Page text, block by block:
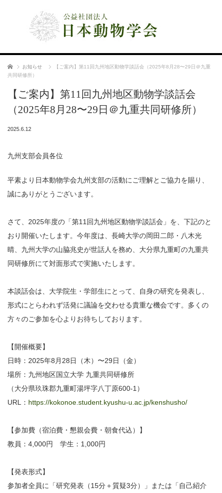
ホーム お知らせ
【ご案内】第11回九州地区動物学談話会（2025年8月28〜29日＠九重
共同研修所）
【ご案内】第11回九州地区動物学談話会
（2025年8月28〜29日＠九重共同研修所）
2025.6.12
九州支部会員各位
平素より日本動物学会九州支部の活動にご理解とご協力を賜り、
誠にありがとうございます。
さて、2025年度の「第11回九州地区動物学談話会」を、下記のと
おり開催いたします。今年度は、長崎大学の岡田二郎・八木光
晴、九州大学の山脇兆史が世話人を務め、大分県九重町の九重共
同研修所にて対面形式で実施いたします。
本談話会は、大学院生・学部生にとって、自身の研究を発表し、
形式にとらわれず活発に議論を交わせる貴重な機会です。多くの
方々のご参加を心よりお待ちしております。
【開催概要】
日時：2025年8月28日（木）〜29日（金）
場所：九州地区国立大学 九重共同研修所
（大分県玖珠郡九重町湯坪字八丁原600-1）
URL： https://kokonoe.student.kyushu-u.ac.jp/kenshusho/
【参加費（宿泊費・懇親会費・朝食代込）】
教員：4,000円 学生：1,000円
【発表形式】
参加者全員に「研究発表（15分＋質疑3分）」または「自己紹介